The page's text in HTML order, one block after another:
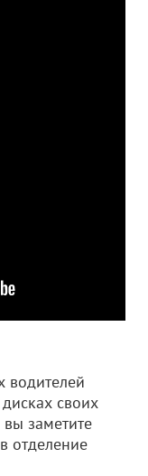
водителей
своих
заметите
отделение